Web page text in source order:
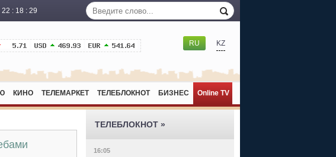
22 : 18 : 29
RU KZ
КИНО ТЕЛЕМАРКЕТ ТЕЛЕБЛОКНОТ БИЗНЕС Online TV
ТЕЛЕБЛОКНОТ »
16:05